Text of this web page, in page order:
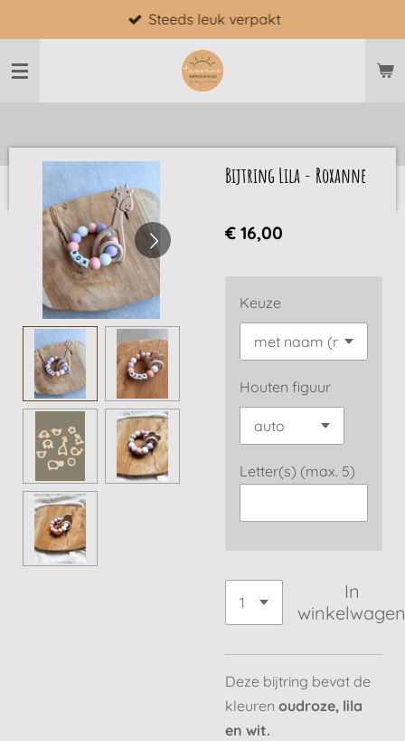
naar
Steeds leuk verpakt
Bijtring Lila - Roxanne
€ 16,00
Keuze
Houten figuur
Letter(s) (max. 5)
In
winkelwagen
Deze bijtring bevat de
kleuren oudroze, lila
en wit.